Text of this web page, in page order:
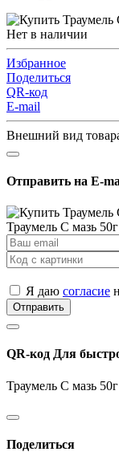
Нет в наличии
Избранное
Поделиться
QR-код
E-mail
Внешний вид
Отправить на E-
Траумель С мазь 50г
Я даю согласие
Отправить
QR-код Для
Траумель С мазь 50г
Поделиться